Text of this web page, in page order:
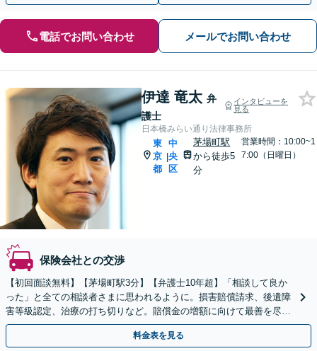
電話でお問い合わせ メールでお問い合わせ
伊達 竜太 弁
護士
インタビューを
見る
日本橋みらい通り法律事務所
東
京
都
|
中
央
区
茅場町駅
から徒歩5
分
営業時間：10:00~1
7:00（日曜日）
保険会社との交渉
【初回面談無料】【茅場町駅3分】【弁護士10年超】「相談して良か
った」と全ての相談者さまに思われるように。損害賠償請求、後遺障
害等級認定、治療の打ち切りなど。賠償金の増額に向けて最善を尽く
します。弁護士費用特約を利用すれば費用かかりません。
料金表を見る